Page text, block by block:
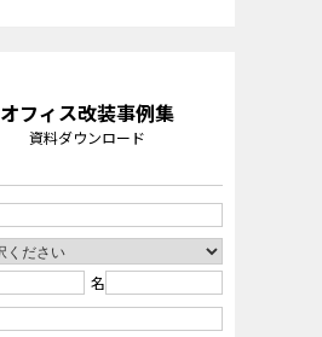
オフィス改装事例集
資料ダウンロード
名